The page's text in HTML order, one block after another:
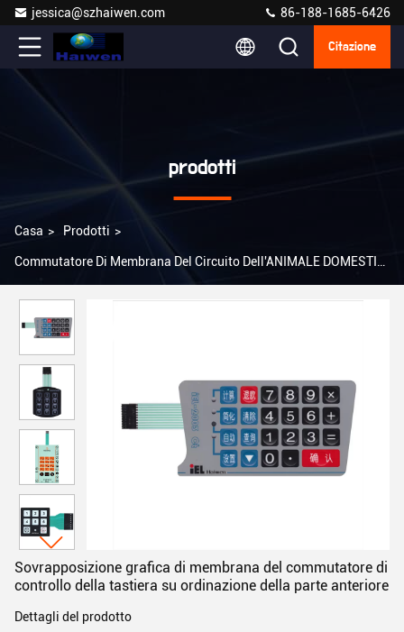
jessica@szhaiwen.com 86-188-1685-6426
Citazione
prodotti
Casa > Prodotti >
Commutatore Di Membrana Del Circuito Dell'ANIMALE DOMESTICO
controllo della tastiera su ordinazione della parte anteriore
Sovrapposizione grafica di membrana del commutatore di
controllo della tastiera su ordinazione della parte anteriore
Dettagli del prodotto